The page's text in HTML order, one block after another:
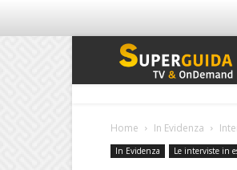
Home In Evidenza
In Evidenza Le interviste in